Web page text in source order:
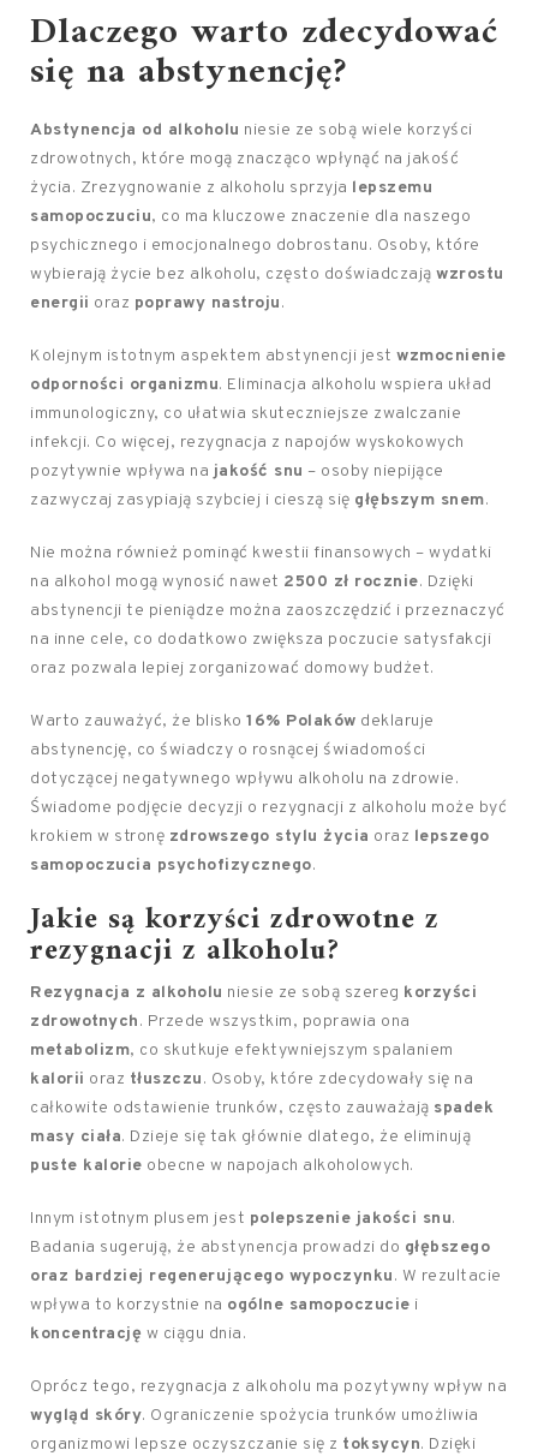
Dlaczego warto zdecydować
się na abstynencję?
Abstynencja od alkoholu niesie ze sobą wiele korzyści
zdrowotnych, które mogą znacząco wpłynąć na jakość
życia. Zrezygnowanie z alkoholu sprzyja lepszemu
samopoczuciu, co ma kluczowe znaczenie dla naszego
psychicznego i emocjonalnego dobrostanu. Osoby, które
wybierają życie bez alkoholu, często doświadczają wzrostu
energii oraz poprawy nastroju.
Kolejnym istotnym aspektem abstynencji jest wzmocnienie
odporności organizmu. Eliminacja alkoholu wspiera układ
immunologiczny, co ułatwia skuteczniejsze zwalczanie
infekcji. Co więcej, rezygnacja z napojów wyskokowych
pozytywnie wpływa na jakość snu – osoby niepijące
zazwyczaj zasypiają szybciej i cieszą się głębszym snem.
Nie można również pominąć kwestii finansowych – wydatki
na alkohol mogą wynosić nawet 2500 zł rocznie. Dzięki
abstynencji te pieniądze można zaoszczędzić i przeznaczyć
na inne cele, co dodatkowo zwiększa poczucie satysfakcji
oraz pozwala lepiej zorganizować domowy budżet.
Warto zauważyć, że blisko 16% Polaków deklaruje
abstynencję, co świadczy o rosnącej świadomości
dotyczącej negatywnego wpływu alkoholu na zdrowie.
Świadome podjęcie decyzji o rezygnacji z alkoholu może być
krokiem w stronę zdrowszego stylu życia oraz lepszego
samopoczucia psychofizycznego.
Jakie są korzyści zdrowotne z
rezygnacji z alkoholu?
Rezygnacja z alkoholu niesie ze sobą szereg korzyści
zdrowotnych. Przede wszystkim, poprawia ona
metabolizm, co skutkuje efektywniejszym spalaniem
kalorii oraz tłuszczu. Osoby, które zdecydowały się na
całkowite odstawienie trunków, często zauważają spadek
masy ciała. Dzieje się tak głównie dlatego, że eliminują
puste kalorie obecne w napojach alkoholowych.
Innym istotnym plusem jest polepszenie jakości snu.
Badania sugerują, że abstynencja prowadzi do głębszego
oraz bardziej regenerującego wypoczynku. W rezultacie
wpływa to korzystnie na ogólne samopoczucie i
koncentrację w ciągu dnia.
Oprócz tego, rezygnacja z alkoholu ma pozytywny wpływ na
wygląd skóry. Ograniczenie spożycia trunków umożliwia
organizmowi lepsze oczyszczanie się z toksycyn. Dzięki